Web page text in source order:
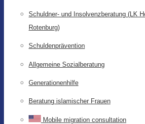
Schuldner- und Insolvenzberatung (LK
Rotenburg)
Schuldenprävention
Allgemeine Sozialberatung
Generationenhilfe
Beratung islamischer Frauen
Mobile migration consultation